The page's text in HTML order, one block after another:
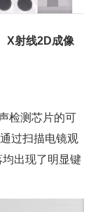
X射线2D成像
检测芯片的可
过扫描电镜观
出现了明显键